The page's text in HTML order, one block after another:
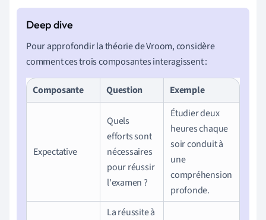
Pour approfondir la théorie de Vroom, considère
comment ces trois composantes interagissent :
Composante Question Exemple
Expectative
Quels
efforts sont
nécessaires
pour réussir
l'examen ?
Étudier deux
heures chaque
soir conduit à
une
compréhension
profonde.
La réussite à